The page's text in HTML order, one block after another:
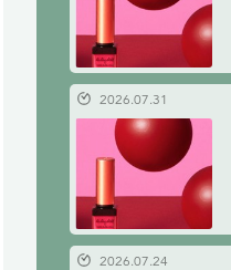
2026.07.31
2026.07.24